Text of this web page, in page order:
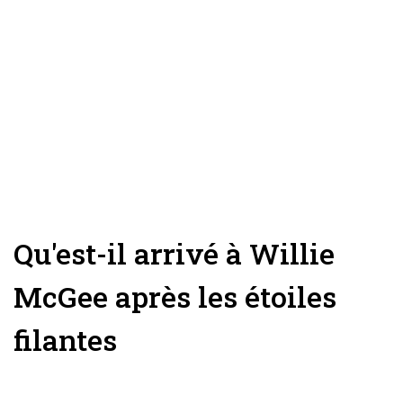
Qu'est-il arrivé à Willie
McGee après les étoiles
filantes